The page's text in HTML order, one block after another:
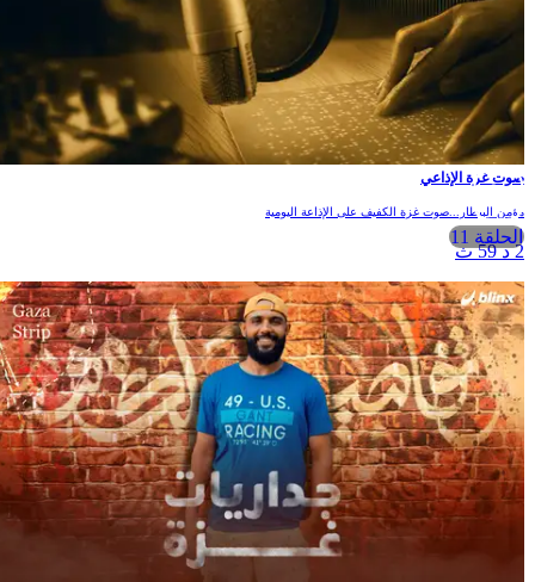
الحلقة 11
صوت غزة الإذاعي
مؤمن البيطار...صوت غزة الكفيف على الإذاعة اليومية